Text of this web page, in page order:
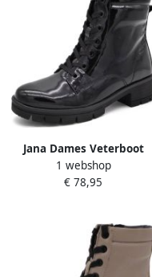
Jana Dames Veterboot
25263-018 Zwart Lak Wijdte
H
1 webshop
€ 78,95